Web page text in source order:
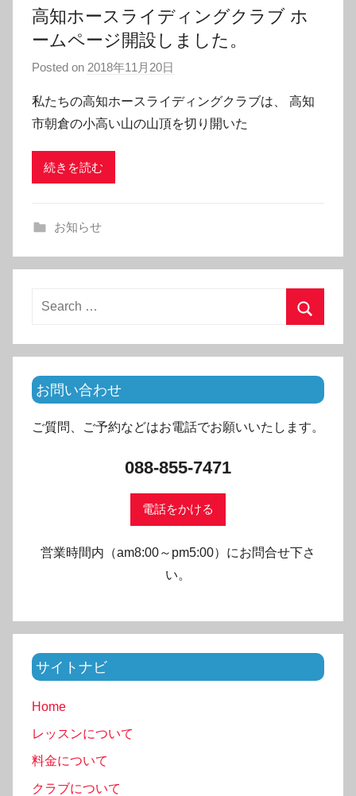
高知ホースライディングクラブ ホ
ームページ開設しました。
Posted on 2018年11月20日
私たちの高知ホースライディングクラブは、 高知
市朝倉の小高い山の山頂を切り開いた
続きを読む
お知らせ
Search
お問い合わせ
ご質問、ご予約などはお電話でお願いいたします。
088-855-7471
電話をかける
営業時間内（am8:00～pm5:00）にお問合せ下さ
い。
サイトナビ
Home
レッスンについて
料金について
クラブについて